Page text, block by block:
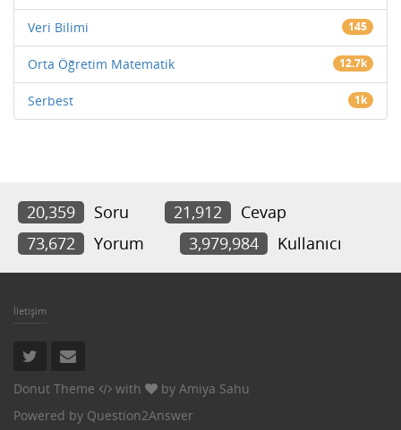
Veri Bilimi 145
Orta Öğretim Matematik 12.7k
Serbest 1k
20,359 Soru 21,912
Cevap
73,672
Yorum 3,979,984 Kullanıcı
İletişim
Donut Theme with by Amiya Sahu
Powered by Question2Answer